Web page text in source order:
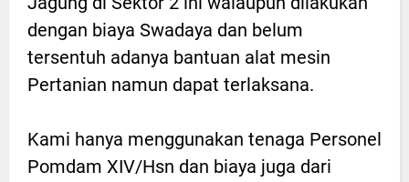
dengan biaya Swadaya dan belum
tersentuh adanya bantuan alat mesin
Pertanian namun dapat terlaksana.
Kami hanya menggunakan tenaga Personel
Pomdam XIV/Hsn dan biaya juga dari